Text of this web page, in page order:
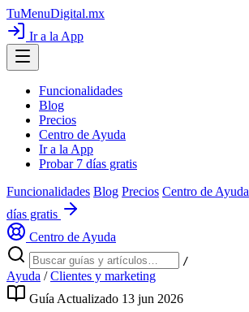
TuMenuDigital.mx
Ir a la App
Funcionalidades
Blog
Precios
Centro de Ayuda
Ir a la App
Probar 7 días gratis
Funcionalidades Blog Precios Centro de Ayuda
días gratis
Centro de Ayuda
/
Ayuda / Clientes y marketing
Guía Actualizado 13 jun 2026